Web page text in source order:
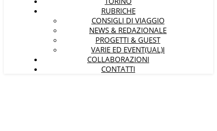
RUBRICHE
CONSIGLI DI VIAGGIO
NEWS & REDAZIONALE
PROGETTI & GUEST
VARIE ED EVENT(UAL)I
COLLABORAZIONI
CONTATTI